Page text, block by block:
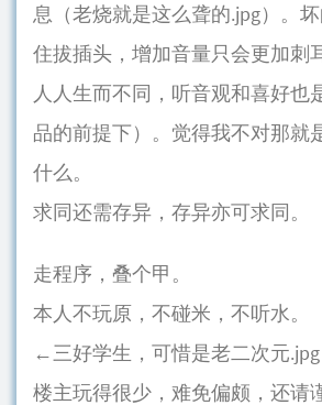
息（老烧就是这么聋的.jpg）。
住拔插头，增加音量只会更加刺
人人生而不同，听音观和喜好也
品的前提下）。觉得我不对那就
什么。
求同还需存异，存异亦可求同。
走程序，叠个甲。
本人不玩原，不碰米，不听水。
←三好学生，可惜是老二次元.jpg
楼主玩得很少，难免偏颇，还请